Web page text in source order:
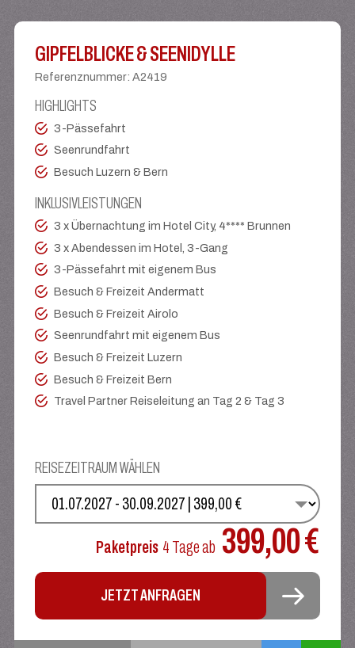
GIPFELBLICKE & SEENIDYLLE
Referenznummer:A2419
HIGHLIGHTS
3-Pässefahrt
Seenrundfahrt
Besuch Luzern & Bern
INKLUSIVLEISTUNGEN
3 x Übernachtung im Hotel City, 4**** Brunnen
3 x Abendessen im Hotel, 3-Gang
3-Pässefahrt mit eigenem Bus
Besuch & Freizeit Andermatt
Besuch & Freizeit Airolo
Seenrundfahrt mit eigenem Bus
Besuch & Freizeit Luzern
Besuch & Freizeit Bern
Travel Partner Reiseleitung an Tag 2 & Tag 3
REISEZEITRAUM WÄHLEN
WÄHLEN SIE IHREN TERMIN
Paketpreis 4 Tageab 399,00 €
JETZT ANFRAGEN